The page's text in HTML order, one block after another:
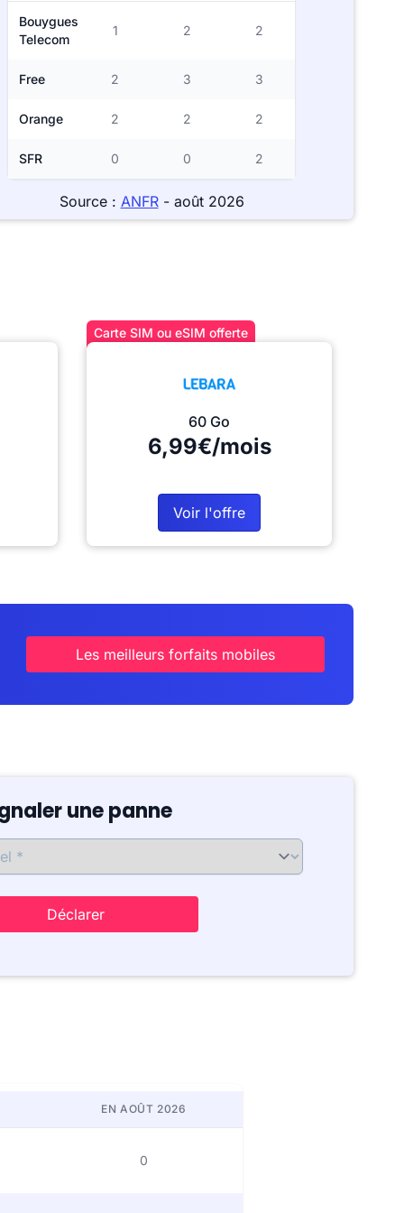
Bouygues
Telecom
1 2 2
Free 2 3 3
Orange 2 2 2
SFR 0 0 2
Source : ANFR- août 2026
Carte SIM ou eSIM offerte
60 Go
6,99€/mois
Voir l'offre
Les meilleurs forfaits mobiles
une panne
Déclarer
EN AOÛT 2026
0